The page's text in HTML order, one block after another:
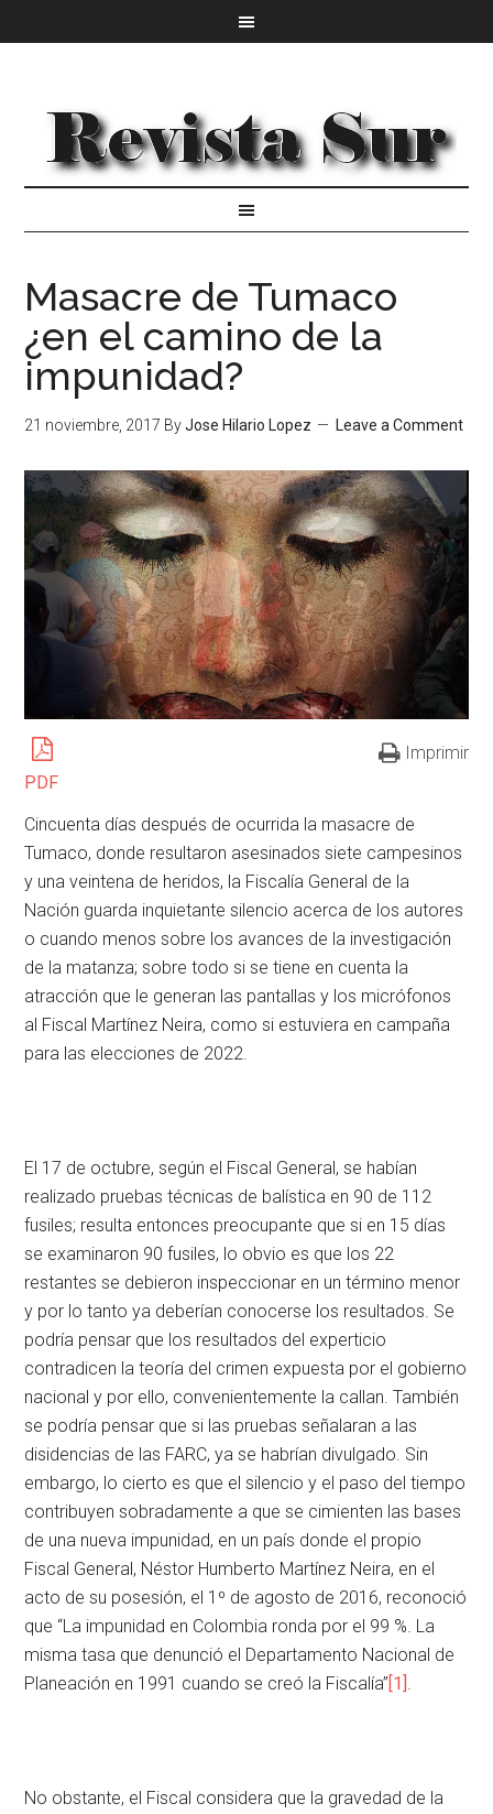
Masacre de Tumaco
¿en el camino de la
impunidad?
21 noviembre, 2017 ByJose Hilario Lopez Leave a Comment
PDF
Imprimir
Cincuenta días después de ocurrida la masacre de
Tumaco, donde resultaron asesinados siete campesinos
y una veintena de heridos, la Fiscalía General de la
Nación guarda inquietante silencio acerca de los autores
o cuando menos sobre los avances de la investigación
de la matanza; sobre todo si se tiene en cuenta la
atracción que le generan las pantallas y los micrófonos
al Fiscal Martínez Neira, como si estuviera en campaña
para las elecciones de 2022.
El 17 de octubre, según el Fiscal General, se habían
realizado pruebas técnicas de balística en 90 de 112
fusiles; resulta entonces preocupante que si en 15 días
se examinaron 90 fusiles, lo obvio es que los 22
restantes se debieron inspeccionar en un término menor
y por lo tanto ya deberían conocerse los resultados. Se
podría pensar que los resultados del experticio
contradicen la teoría del crimen expuesta por el gobierno
nacional y por ello, convenientemente la callan. También
se podría pensar que si las pruebas señalaran a las
disidencias de las FARC, ya se habrían divulgado. Sin
embargo, lo cierto es que el silencio y el paso del tiempo
contribuyen sobradamente a que se cimienten las bases
de una nueva impunidad, en un país donde el propio
Fiscal General, Néstor Humberto Martínez Neira, en el
acto de su posesión, el 1º de agosto de 2016, reconoció
que “La impunidad en Colombia ronda por el 99 %. La
misma tasa que denunció el Departamento Nacional de
Planeación en 1991 cuando se creó la Fiscalía”[1]
No obstante, el Fiscal considera que la gravedad de la